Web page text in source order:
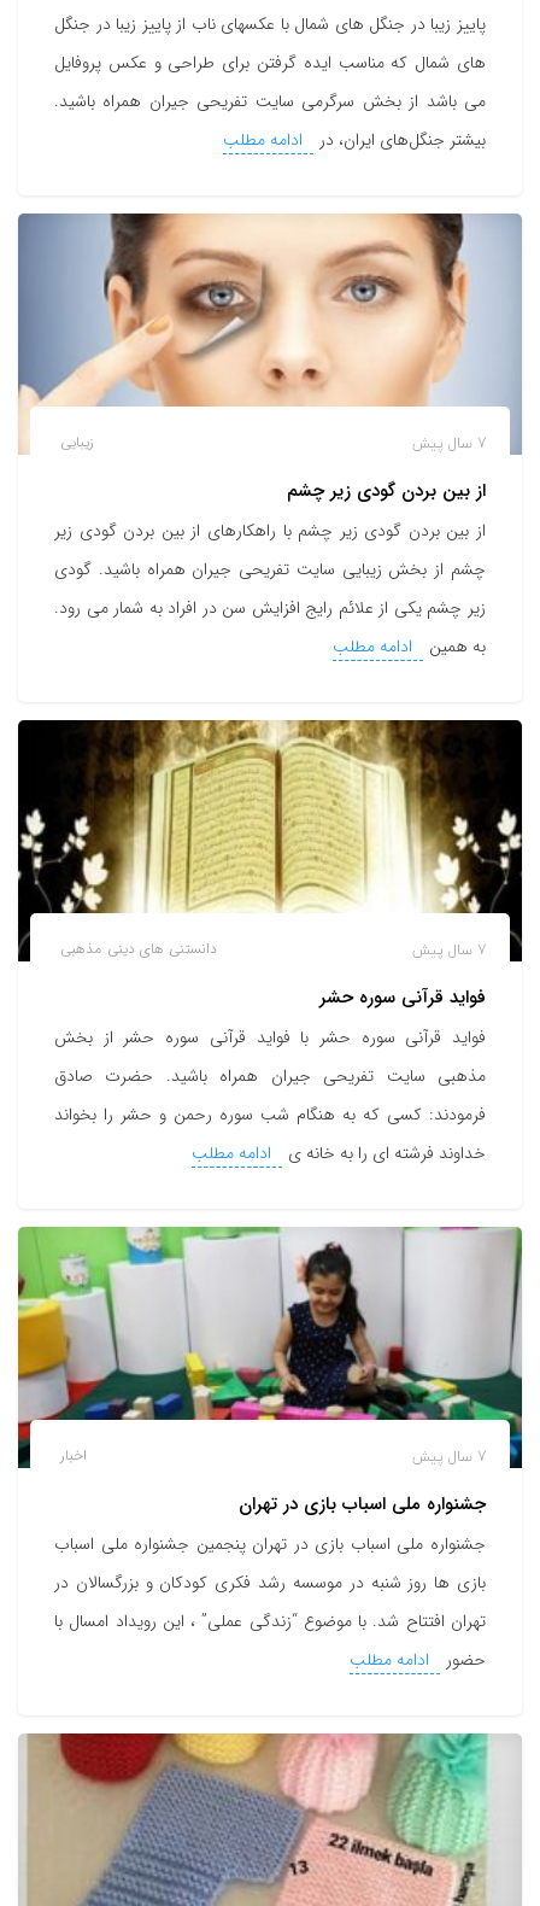
پاییز زیبا در جنگل های شمال با عکسهای ناب از پاییز زیبا در جنگل
های شمال که مناسب ایده گرفتن برای طراحی و عکس پروفایل
می باشد از بخش سرگرمی سایت تفریحی جیران همراه باشید.
بیشتر جنگل‌های ایران، در
ادامه مطلب
زیبایی 7 سال پیش
از بین بردن گودی زیر چشم
از بین بردن گودی زیر چشم با راهکارهای از بین بردن گودی زیر
چشم از بخش زیبایی سایت تفریحی جیران همراه باشید. گودی
زیر چشم یکی از علائم رایج افزایش سن در افراد به شمار می رود.
به همین
ادامه مطلب
دانستنی های دینی مذهبی 7 سال پیش
فواید قرآنی سوره حشر
فواید قرآنی سوره حشر با فواید قرآنی سوره حشر از بخش
مذهبی سایت تفریحی جیران همراه باشید. حضرت صادق
فرمودند: کسی که به هنگام شب سوره رحمن و حشر را بخواند
خداوند فرشته ای را به خانه ی
ادامه مطلب
اخبار 7 سال پیش
جشنواره ملی اسباب بازی در تهران
جشنواره ملی اسباب بازی در تهران پنجمین جشنواره ملی اسباب
بازی ها روز شنبه در موسسه رشد فکری کودکان و بزرگسالان در
تهران افتتاح شد. با موضوع “زندگی عملی” ، این رویداد امسال با
حضور
ادامه مطلب